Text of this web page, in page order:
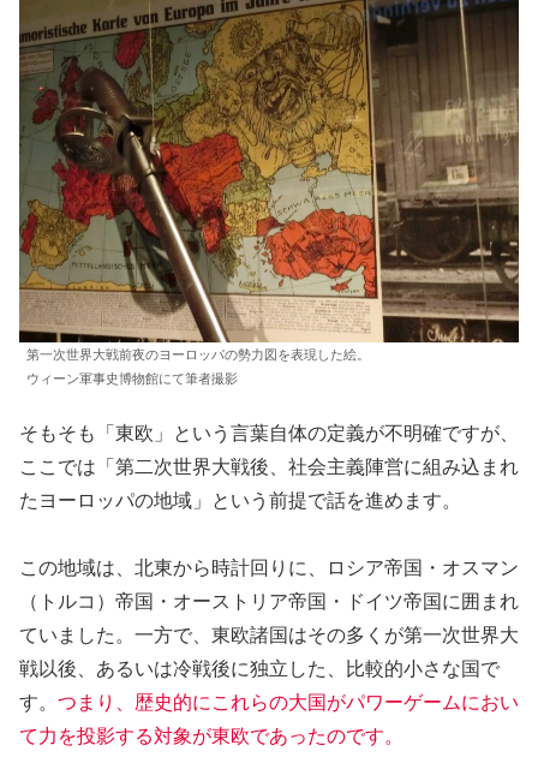
第一次世界大戦前夜のヨーロッパの勢力図を表現した絵。
ウィーン軍事史博物館にて筆者撮影
そもそも「東欧」という言葉自体の定義が不明確ですが、
ここでは「第二次世界大戦後、社会主義陣営に組み込まれ
たヨーロッパの地域」という前提で話を進めます。
この地域は、北東から時計回りに、ロシア帝国・オスマン
（トルコ）帝国・オーストリア帝国・ドイツ帝国に囲まれ
ていました。一方で、東欧諸国はその多くが第一次世界大
戦以後、あるいは冷戦後に独立した、比較的小さな国で
す。 つまり、歴史的にこれらの大国がパワーゲームにおい
て力を投影する対象が東欧であったのです。